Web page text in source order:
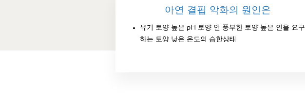
아연 결핍 악화의 원인은
유기 토양 높은 pH 토양 인 풍부한 토양 높은 인을 요구
하는 토양 낮은 온도의 습한상태